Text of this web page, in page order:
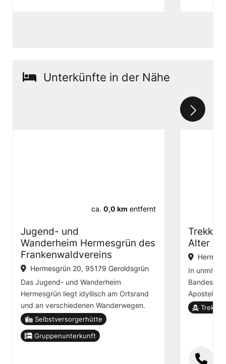
Unterkünfte in der Nähe
ca. 0,0 km entfernt
Jugend- und
Wanderheim Hermesgrün des
Frankenwaldvereins
Hermesgrün 20, 95179 Geroldsgrün
Das Jugend- und Wanderheim
Hermesgrün liegt idyllisch am Ortsrand
und an verschiedenen Wanderwegen.
Selbstversorgerhütte
Gruppenunterkunft
Alter
In
Bandes
Apostel-